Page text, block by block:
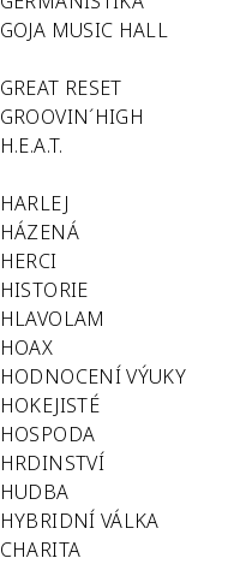
GOJA MUSIC HALL
GREAT RESET
GROOVIN´HIGH
H.E.A.T.
HARLEJ
HÁZENÁ
HERCI
HISTORIE
HLAVOLAM
HOAX
HODNOCENÍ VÝUKY
HOKEJISTÉ
HOSPODA
HRDINSTVÍ
HUDBA
HYBRIDNÍ VÁLKA
CHARITA